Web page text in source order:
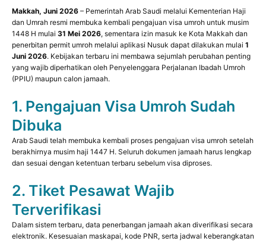
Makkah, Juni 2026 – Pemerintah Arab Saudi melalui Kementerian Haji
dan Umrah resmi membuka kembali pengajuan visa umroh untuk musim
1448 H mulai 31 Mei 2026, sementara izin masuk ke Kota Makkah dan
penerbitan permit umroh melalui aplikasi Nusuk dapat dilakukan mulai 1
Juni 2026. Kebijakan terbaru ini membawa sejumlah perubahan penting
yang wajib diperhatikan oleh Penyelenggara Perjalanan Ibadah Umroh
(PPIU) maupun calon jamaah.
1. Pengajuan Visa Umroh Sudah
Dibuka
Arab Saudi telah membuka kembali proses pengajuan visa umroh setelah
berakhirnya musim haji 1447 H. Seluruh dokumen jamaah harus lengkap
dan sesuai dengan ketentuan terbaru sebelum visa diproses.
2. Tiket Pesawat Wajib
Terverifikasi
Dalam sistem terbaru, data penerbangan jamaah akan diverifikasi secara
elektronik. Kesesuaian maskapai, kode PNR, serta jadwal keberangkatan